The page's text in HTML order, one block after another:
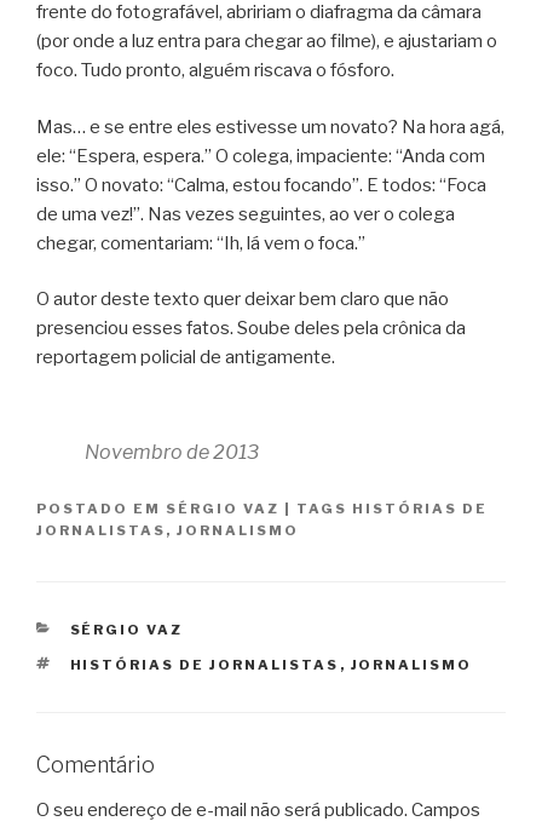
frente do fotografável, abririam o diafragma da câmara
(por onde a luz entra para chegar ao filme), e ajustariam o
foco. Tudo pronto, alguém riscava o fósforo.
Mas… e se entre eles estivesse um novato? Na hora agá,
ele: “Espera, espera.” O colega, impaciente: “Anda com
isso.” O novato: “Calma, estou focando”. E todos: “Foca
de uma vez!”. Nas vezes seguintes, ao ver o colega
chegar, comentariam: “Ih, lá vem o foca.”
O autor deste texto quer deixar bem claro que não
presenciou esses fatos. Soube deles pela crônica da
reportagem policial de antigamente.
Novembro de 2013
POSTADO EM SÉRGIO VAZ | TAGS HISTÓRIAS DE
JORNALISTAS , JORNALISMO
CATEGORIAS
SÉRGIO VAZ
TAGS
HISTÓRIAS DE JORNALISTAS , JORNALISMO
Comentário
O seu endereço de e-mail não será publicado. Campos